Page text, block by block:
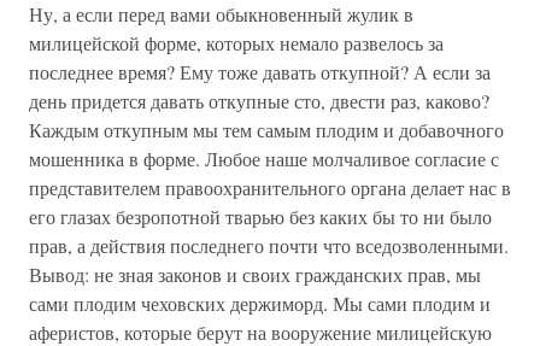
Ну, а если перед вами обыкновенный жулик в
милицейской форме, которых немало развелось за
последнее время? Ему тоже давать откупной? А если за
день придется давать откупные сто, двести раз, каково?
Каждым откупным мы тем самым плодим и добавочного
мошенника в форме. Любое наше молчаливое согласие с
представителем правоохранительного органа делает нас в
его глазах безропотной тварью без каких бы то ни было
прав, а действия последнего почти что вседозволенными.
Вывод: не зная законов и своих гражданских прав, мы
сами плодим чеховских держиморд. Мы сами плодим и
аферистов, которые берут на вооружение милицейскую